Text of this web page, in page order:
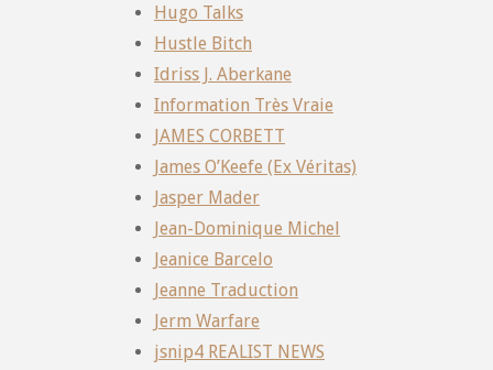
Hugo Talks
Hustle Bitch
Idriss J. Aberkane
Information Très Vraie
JAMES CORBETT
James O’Keefe (Ex Véritas)
Jasper Mader
Jean-Dominique Michel
Jeanice Barcelo
Jeanne Traduction
Jerm Warfare
jsnip4 REALIST NEWS